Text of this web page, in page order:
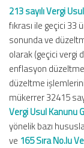
213 sayılı Vergi
fıkrası ile geçici
sonunda ve
olarak (geçici vergi
enflasyon
düzeltme
mükerrer 32415
Vergi Usul Kanunu
yönelik bazı
ve 165 Sıra No.lu